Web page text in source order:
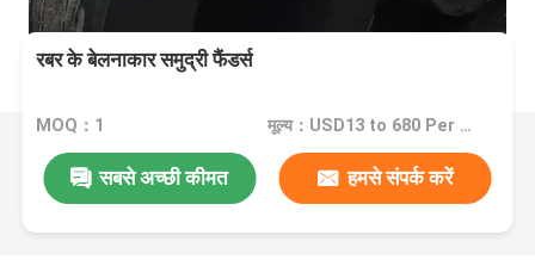
रबर के बेलनाकार समुद्री फैंडर्स
MOQ：1 मूल्य：USD13 to 680 Per Piece
सबसे अच्छी कीमत हमसे संपर्क करें